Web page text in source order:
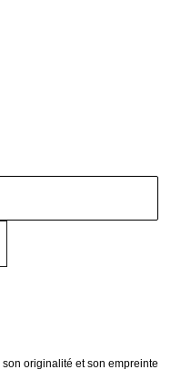
originalité et son empreinte